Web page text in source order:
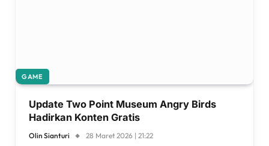
GAME
Update Two Point Museum Angry Birds
Hadirkan Konten Gratis
Olin Sianturi 28 Maret 2026 | 21:22